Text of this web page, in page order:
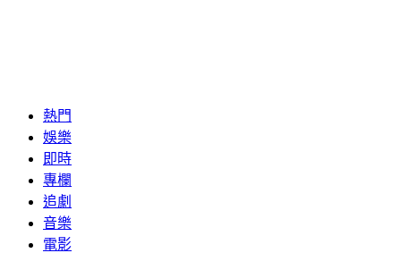
熱門
娛樂
即時
專欄
追劇
音樂
電影